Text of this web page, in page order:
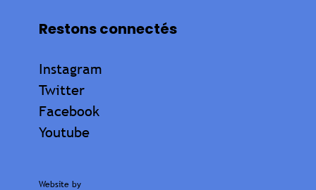
Restons connectés
Instagram
Twitter
Facebook
Youtube
Website by